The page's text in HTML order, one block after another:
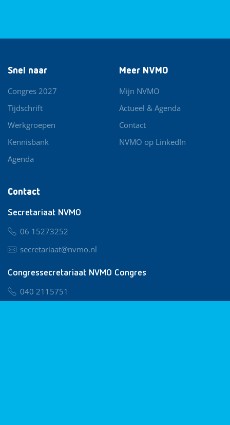
Contact
Secretariaat NVMO
06 15273252
secretariaat@nvmo.nl
Congressecretariaat NVMO Congres
040 2115751
Snel naar
Congres 2027
Tijdschrift
Werkgroepen
Kennisbank
Agenda
Meer NVMO
Mijn NVMO
Actueel & Agenda
Contact
NVMO op LinkedIn